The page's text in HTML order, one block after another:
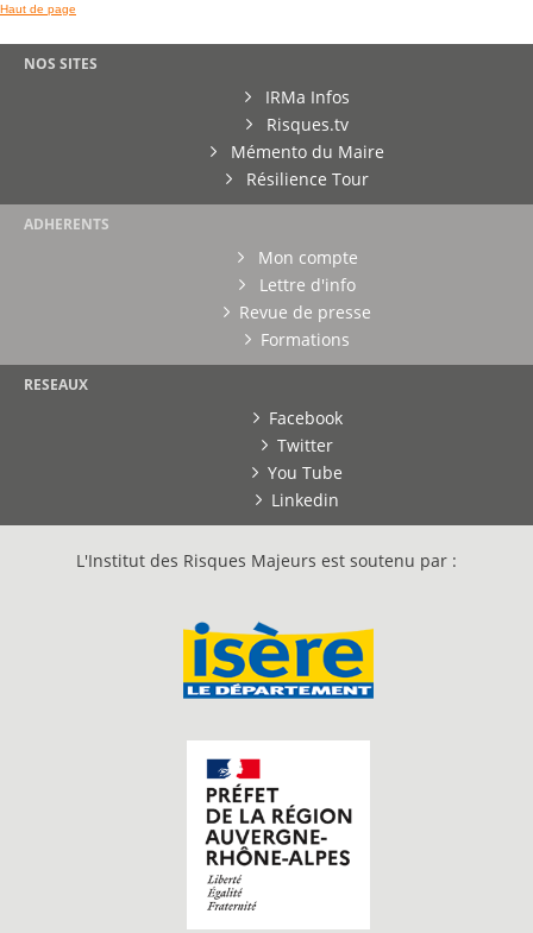
Haut de page
NOS SITES
IRMa Infos
Risques.tv
Mémento du Maire
Résilience Tour
ADHERENTS
Mon compte
Lettre d'info
Revue de presse
Formations
RESEAUX
Facebook
Twitter
You Tube
Linkedin
L'Institut des Risques Majeurs est soutenu par :